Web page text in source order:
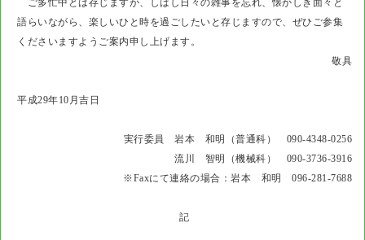
ご多忙中とは存じますが、しばし日々の雑事を忘れ、懐かしき面々と
語らいながら、楽しいひと時を過ごしたいと存じますので、ぜひご参集
くださいますようご案内申し上げます。
敬具
平成29年10月吉日
実行委員 岩本 和明（普通科） 090-4348-0256
流川 智明（機械科） 090-3736-3916
※Faxにて連絡の場合：岩本 和明 096-281-7688
記